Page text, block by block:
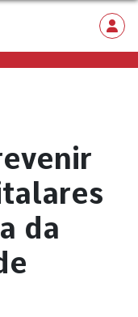
da